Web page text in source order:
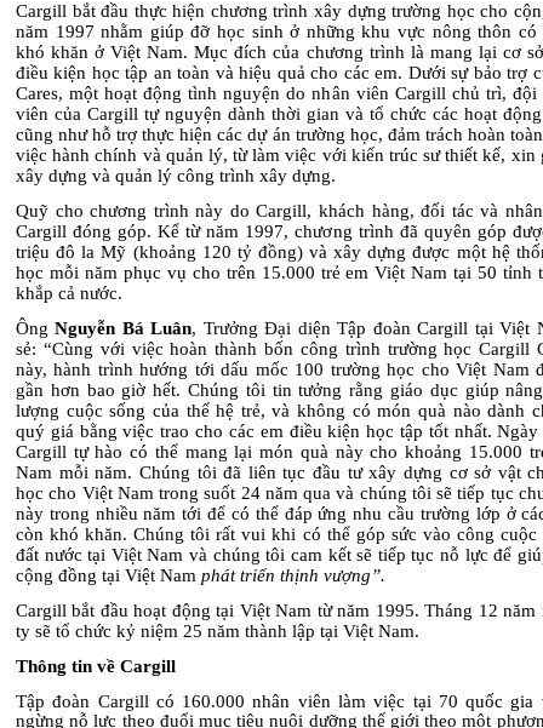
Cargill bắt đầu thực hiện chương trình xây dựng trường học cho
năm 1997 nhằm giúp đỡ học sinh ở những khu vực nông thôn có
khó khăn ở Việt Nam. Mục đích của chương trình là mang lại cơ
điều kiện học tập an toàn và hiệu quả cho các em. Dưới sự bảo trợ
Cares, một hoạt động tình nguyện do nhân viên Cargill chủ trì, đội
viên của Cargill tự nguyện dành thời gian và tổ chức các hoạt
cũng như hỗ trợ thực hiện các dự án trường học, đảm trách hoàn
việc hành chính và quản lý, từ làm việc với kiến trúc sư thiết kế, xin
xây dựng và quản lý công trình xây dựng.
Quỹ cho chương trình này do Cargill, khách hàng, đối tác và
Cargill đóng góp. Kể từ năm 1997, chương trình đã quyên góp
triệu đô la Mỹ (khoảng 120 tỷ đồng) và xây dựng được một hệ
học mỗi năm phục vụ cho trên 15.000 trẻ em Việt Nam tại 50 tỉnh
khắp cả nước.
ÔngNguyễn Bá Luân, Trưởng Đại diện Tập đoàn Cargill tại Việt
sẻ: “Cùng với việc hoàn thành bốn công trình trường học Cargill
này, hành trình hướng tới dấu mốc 100 trường học cho Việt Nam
gần hơn bao giờ hết. Chúng tôi tin tưởng rằng giáo dục giúp
lượng cuộc sống của thế hệ trẻ, và không có món quà nào dành
quý giá bằng việc trao cho các em điều kiện học tập tốt nhất. Ngày
Cargill tự hào có thể mang lại món quà này cho khoảng 15.000
Nam mỗi năm. Chúng tôi đã liên tục đầu tư xây dựng cơ sở vật
học cho Việt Nam trong suốt 24 năm qua và chúng tôi sẽ tiếp tục
này trong nhiều năm tới để có thể đáp ứng nhu cầu trường lớp ở
còn khó khăn. Chúng tôi rất vui khi có thể góp sức vào công cuộc
đất nước tại Việt Nam và chúng tôi cam kết sẽ tiếp tục nỗ lực để
cộng đồng tại Việt Nam phát triển thịnh vượng”.
Cargill bắt đầu hoạt động tại Việt Nam từ năm 1995. Tháng 12 năm
ty sẽ tổ chức kỷ niệm 25 năm thành lập tại Việt Nam.
Thông tin về Cargill
Tập đoàn Cargill có 160.000 nhân viên làm việc tại 70 quốc gia
ngừng nỗ lực theo đuổi mục tiêu nuôi dưỡng thế giới theo một